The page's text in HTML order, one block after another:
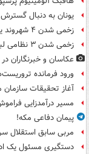
یونان به دنبال
زخمی شدن ۴ شهروند یمنی در حمله مزدوران سعودی
زخمی شدن ۳ نظامی لبنانی در زوطر غربی
عکاسان و خبرنگاران
ورود فرمانده
آغاز تحقیقات
مسیر درآمدزایی
پیمان دفاعی مکه!
مربی سابق استقلال
دستگیری مسئول یک